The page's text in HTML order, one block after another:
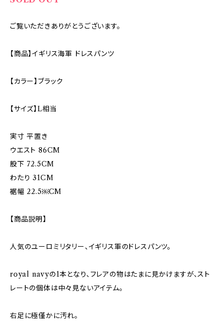
ご覧いただきありがとうございます。
【商品】イギリス海軍 ドレスパンツ
【カラー】ブラック
【サイズ】L相当
実寸 平置き
ウエスト 86CM
股下 72.5CM
わたり 31CM
裾幅 22.5￼CM
【商品説明】
人気のユーロミリタリー、イギリス軍のドレスパンツ。
royal navyの1本となり、フレアの物はたまに見かけますが、スト
レートの個体は中々見ないアイテム。
右足に極僅かに汚れ。